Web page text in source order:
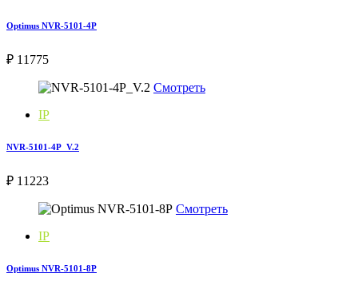
Optimus NVR-5101-4P
₽ 11775
Смотреть
IP
NVR-5101-4P_V.2
₽ 11223
Смотреть
IP
Optimus NVR-5101-8P